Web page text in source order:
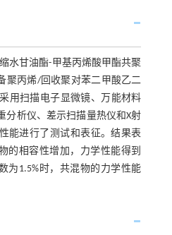
水甘油酯-甲基丙烯酸甲酯共聚
聚丙烯/回收聚对苯二甲酸乙二
用扫描电子显微镜、万能材料
分析仪、差示扫描量热仪和X射
能进行了测试和表征。结果表
的相容性增加，力学性能得到
为1.5%时，共混物的力学性能